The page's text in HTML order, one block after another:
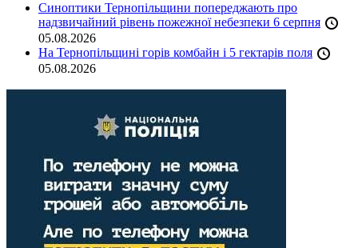
Синоптики Тернопільщини попереджають про
надзвичайний рівень пожежної небезпеки 6 серпня
05.08.2026
На Тернопільщині горів комбайн і 5 гектарів поля
05.08.2026